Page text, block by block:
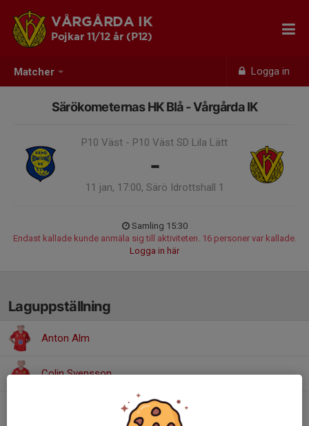
Matcher Logga in
VÅRGÅRDA IK
Pojkar 11/12 år (P12)
Särökometernas HK Blå - Vårgårda IK
P10 Väst - P10 Väst SD Lila Lätt
-
11 jan, 17:00, Särö Idrottshall 1
Samling 15:30
Endast kallade kunde anmäla sig till aktiviteten. 16 personer var kallade.
Logga in här
Laguppställning
Anton Alm
Colin Svensson
, Pojkar 10 år (P10)